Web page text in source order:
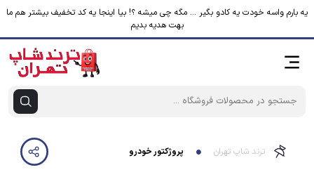
یه بارم واسه خودت یه کادو بگیر ... مگه چی میشه ؟! بیا اینجا یه کد تخفیف بیشتر هم ما
بهت هدیه بدیم
ترند شاپ تهران پروژکتور خودرو